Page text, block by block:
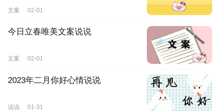
文案 02-01
今日立春唯美文案说说
文案 02-01
2023年二月你好心情说说
说说 01-31